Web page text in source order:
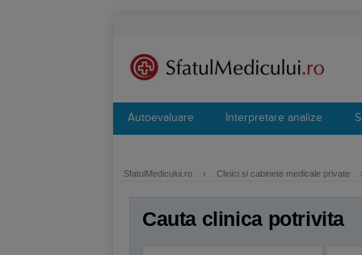
Autoevaluare Interpretare analize
SfatulMedicului.ro › Clinici si cabinete medicale private
Cauta clinica potrivita